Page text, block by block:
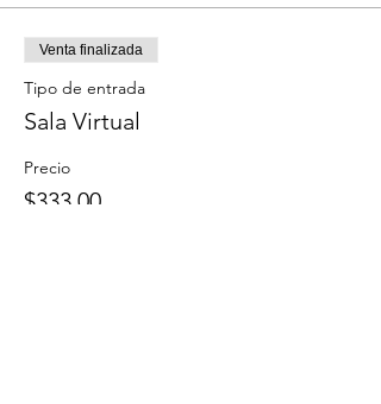
Venta finalizada
Tipo de entrada
Sala Virtual
Precio
$333.00